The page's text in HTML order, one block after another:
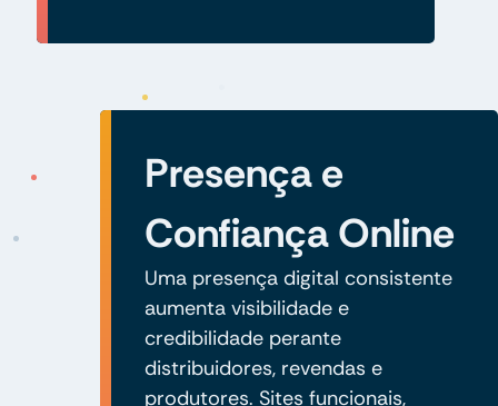
Presença e
Confiança Online
Uma presença digital consistente
aumenta visibilidade e
credibilidade perante
distribuidores, revendas e
produtores. Sites funcionais,